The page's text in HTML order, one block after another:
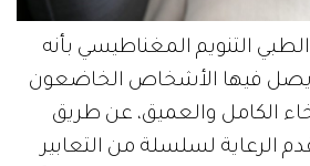
يعرف موقع sprin الطبي التنويم المغناطيسي بأنه
يصل فيها الأشخاص الخاضعون
الكامل والعميق، عن طريق
الرعاية لسلسلة من التعابير